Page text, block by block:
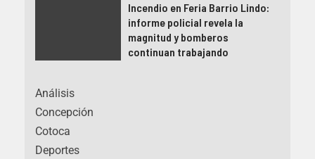
Incendio en Feria Barrio Lindo:
informe policial revela la
magnitud y bomberos
continuan trabajando
Análisis
Concepción
Cotoca
Deportes